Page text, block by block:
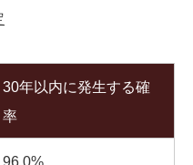
30年以内に発生する確
率